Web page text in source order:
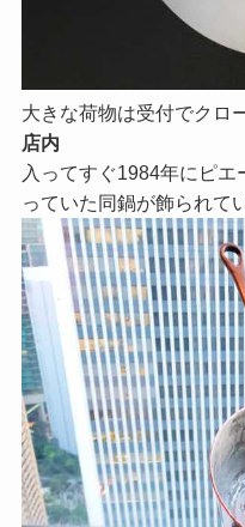
大きな荷物は受付でクロ
店内
入ってすぐ1984年にピ
っていた同鍋が飾られて